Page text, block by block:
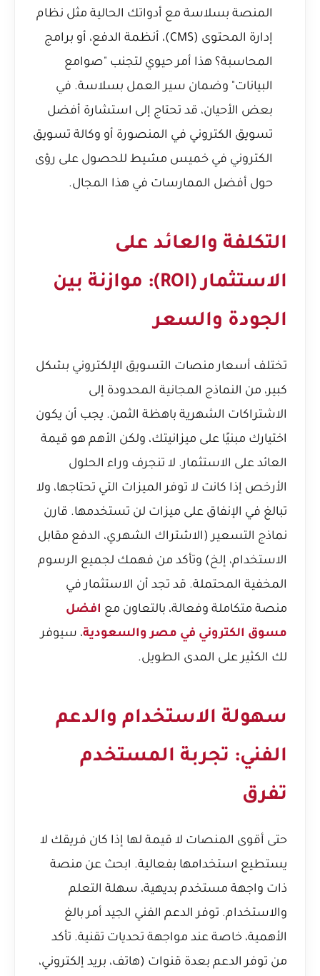
المنصة بسلاسة مع أدواتك الحالية مثل نظام
إدارة المحتوى (CMS)، أنظمة الدفع، أو برامج
المحاسبة؟ هذا أمر حيوي لتجنب "صوامع
البيانات" وضمان سير العمل بسلاسة. في
بعض الأحيان، قد تحتاج إلى استشارة أفضل
تسويق الكتروني في المنصورة أو وكالة تسويق
الكتروني في خميس مشيط للحصول على رؤى
حول أفضل الممارسات في هذا المجال.
التكلفة والعائد على
الاستثمار (ROI): موازنة بين
الجودة والسعر
تختلف أسعار منصات التسويق الإلكتروني بشكل
كبير، من النماذج المجانية المحدودة إلى
الاشتراكات الشهرية باهظة الثمن. يجب أن يكون
اختيارك مبنيًا على ميزانيتك، ولكن الأهم هو قيمة
العائد على الاستثمار. لا تنجرف وراء الحلول
الأرخص إذا كانت لا توفر الميزات التي تحتاجها، ولا
تبالغ في الإنفاق على ميزات لن تستخدمها. قارن
نماذج التسعير (الاشتراك الشهري، الدفع مقابل
الاستخدام، إلخ) وتأكد من فهمك لجميع الرسوم
المخفية المحتملة. قد تجد أن الاستثمار في
منصة متكاملة وفعالة، بالتعاون مع افضل
مسوق الكتروني في مصر والسعودية، سيوفر
لك الكثير على المدى الطويل.
سهولة الاستخدام والدعم
الفني: تجربة المستخدم
تفرق
حتى أقوى المنصات لا قيمة لها إذا كان فريقك لا
يستطيع استخدامها بفعالية. ابحث عن منصة
ذات واجهة مستخدم بديهية، سهلة التعلم
والاستخدام. توفر الدعم الفني الجيد أمر بالغ
الأهمية، خاصة عند مواجهة تحديات تقنية. تأكد
من توفر الدعم بعدة قنوات (هاتف، بريد إلكتروني،